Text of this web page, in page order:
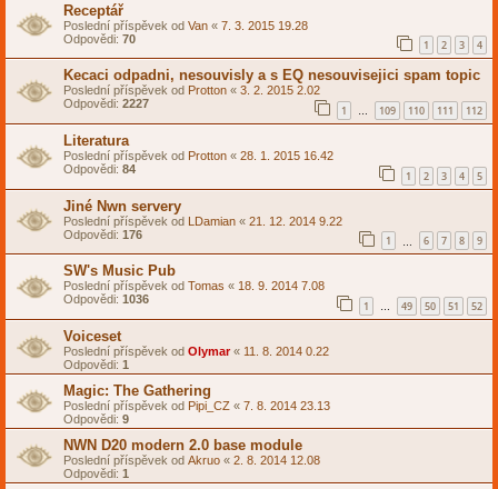
Receptář
Poslední příspěvek od Van « 7. 3. 2015 19.28
Odpovědi: 70 1 2 3 4
Kecaci odpadni, nesouvisly a s EQ nesouvisejici spam topic
Poslední příspěvek od Protton « 3. 2. 2015 2.02
Odpovědi: 2227 1 … 109 110 111 112
Literatura
Poslední příspěvek od Protton « 28. 1. 2015 16.42
Odpovědi: 84 1 2 3 4 5
Jiné Nwn servery
Poslední příspěvek od LDamian « 21. 12. 2014 9.22
Odpovědi: 176 1 6 7 8 9
SW's Music Pub
Poslední příspěvek od Tomas « 18. 9. 2014 7.08
Odpovědi: 1036 1 … 49 50 51 52
Voiceset
Poslední příspěvek od Olymar« 11. 8. 2014 0.22
Odpovědi: 1
Magic: The Gathering
Poslední příspěvek od Pipi_CZ « 7. 8. 2014 23.13
Odpovědi: 9
NWN D20 modern 2.0 base module
Poslední příspěvek od Akruo « 2. 8. 2014 12.08
Odpovědi: 1